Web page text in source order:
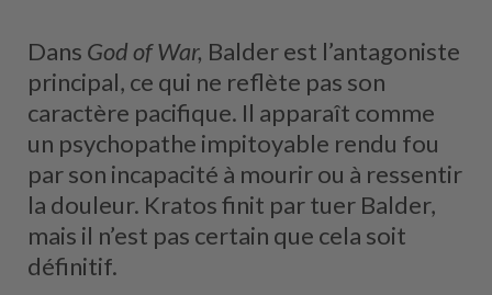
Dans God of War, Balder est l’antagoniste
principal, ce qui ne reflète pas son
caractère pacifique. Il apparaît comme
un psychopathe impitoyable rendu fou
par son incapacité à mourir ou à ressentir
la douleur. Kratos finit par tuer Balder,
mais il n’est pas certain que cela soit
définitif.